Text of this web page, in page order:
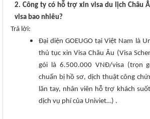
2. Công ty có hỗ trợ xin visa du lịch Châu
visa bao nhiêu?
Trả lời:
Đại diện GOEUGO tại Việt Nam là
thủ tục xin Visa Châu Âu (Visa
gói là 6.500.000 VNĐ/visa (trọn
chuẩn bị hồ sơ, dịch thuật công
lăn tay, nhân viên hỗ trợ khách
dịch vụ phí của Univiet…) .